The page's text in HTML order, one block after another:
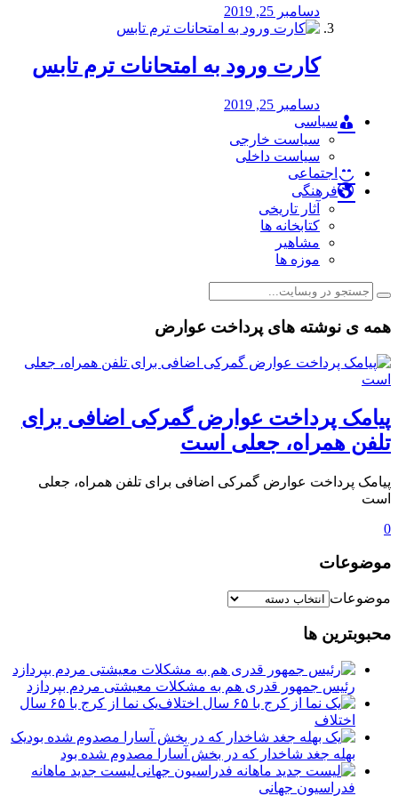
دسامبر 25, 2019
کارت ورود به امتحانات ترم تابس
دسامبر 25, 2019
سیاسی
سیاست خارجی
سیاست داخلی
اجتماعی
فرهنگی
آثار تاریخی
کتابخانه ها
مشاهیر
موزه ها
همه ی نوشته های پرداخت عوارض
️پیامک پرداخت عوارض گمرکی اضافی برای
تلفن همراه، جعلی است
️پیامک پرداخت عوارض گمرکی اضافی برای تلفن همراه، جعلی
است
0
موضوعات
موضوعات
محبوبترین ها
رئیس جمهور قدری هم به مشکلات معیشتی مردم بپردازد
یک نما از کرج با ۶۵ سال
اختلاف
یک
بهله جغد شاخدار که در بخش آسارا مصدوم شده بود
لیست جدید ماهانه
فدراسیون جهانی